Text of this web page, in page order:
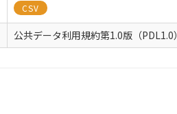
CSV
公共データ利用規約第1.0版（PDL1.0）